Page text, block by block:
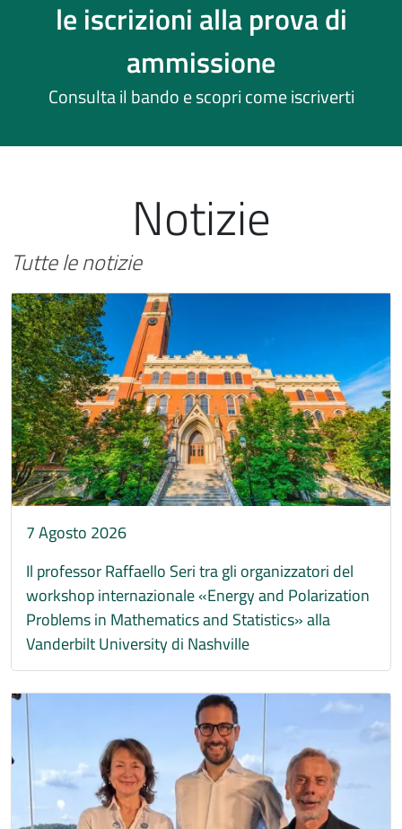
le iscrizioni alla prova di
ammissione
Consulta il bando e scopri come iscriverti
Notizie
Tutte le notizie
Immagine
7 Agosto 2026
Il professor Raffaello Seri tra gli organizzatori del
workshop internazionale «Energy and Polarization
Problems in Mathematics and Statistics» alla
Vanderbilt University di Nashville
Immagine